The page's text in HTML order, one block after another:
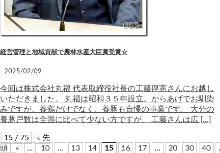
経営管理と地域貢献で農林水産大臣賞受賞☆
2025/02/09
今回は株式会社丸福 代表取締役社長の工藤厚憲さんにお越し
いただきました。 丸福は昭和３５年設立。からあげでお馴染
みですが、養鶏だけでなく、養豚も自慢の事業です。 大分の
養豚戸数は全国に比べて少ない方ですが、 工藤さんは広 […]
15 / 75
« 先
頭
« ... 10 ... 13 14 15 16 17 ... 20 30 40